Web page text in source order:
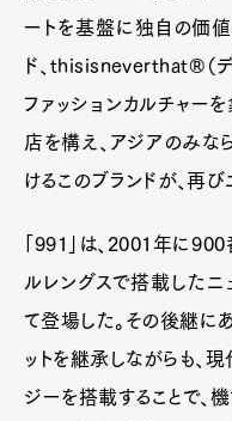
ートを基盤に独自の価値
ド、thisisneverthat®（デ
ファッションカルチャー
店を構え、アジアのみな
けるこのブランドが、再び
「991」は、2001年に
ルレングスで搭載したニ
て登場した。その後継に
ットを継承しながらも、
ジーを搭載することで、